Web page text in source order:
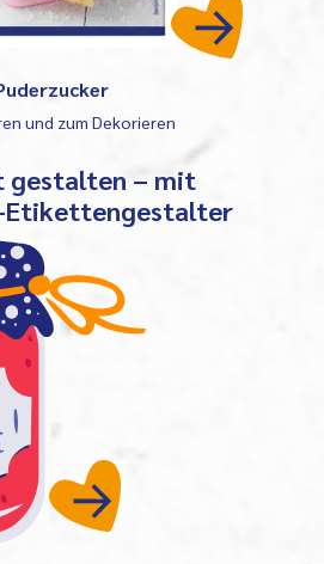
und zum Dekorieren
gestalten – mit
Etikettengestalter